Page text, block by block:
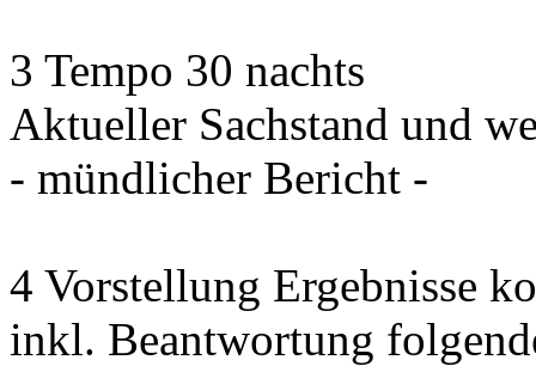
3 Tempo 30 nachts
Aktueller Sachstand und
- mündlicher Bericht -
4 Vorstellung Ergebnisse
inkl. Beantwortung